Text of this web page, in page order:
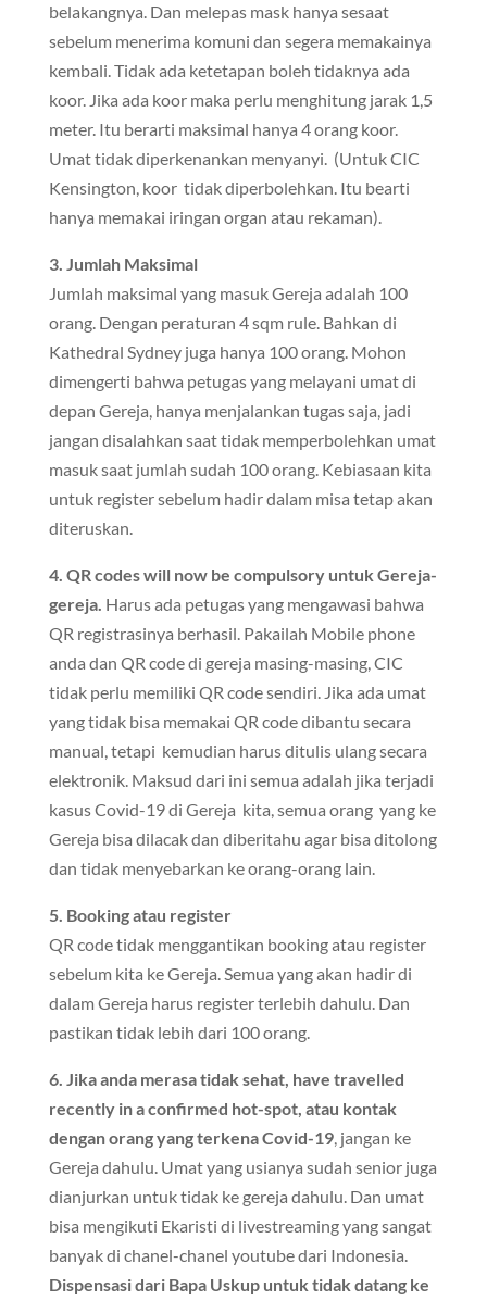
belakangnya. Dan melepas mask hanya sesaat
sebelum menerima komuni dan segera memakainya
kembali. Tidak ada ketetapan boleh tidaknya ada
koor. Jika ada koor maka perlu menghitung jarak 1,5
meter. Itu berarti maksimal hanya 4 orang koor.
Umat tidak diperkenankan menyanyi. (Untuk CIC
Kensington, koor tidak diperbolehkan. Itu bearti
hanya memakai iringan organ atau rekaman).
3. Jumlah Maksimal
Jumlah maksimal yang masuk Gereja adalah 100
orang. Dengan peraturan 4 sqm rule. Bahkan di
Kathedral Sydney juga hanya 100 orang. Mohon
dimengerti bahwa petugas yang melayani umat di
depan Gereja, hanya menjalankan tugas saja, jadi
jangan disalahkan saat tidak memperbolehkan umat
masuk saat jumlah sudah 100 orang. Kebiasaan kita
untuk register sebelum hadir dalam misa tetap akan
diteruskan.
4. QR codes will now be compulsory untuk Gereja-
gereja. Harus ada petugas yang mengawasi bahwa
QR registrasinya berhasil. Pakailah Mobile phone
anda dan QR code di gereja masing-masing, CIC
tidak perlu memiliki QR code sendiri. Jika ada umat
yang tidak bisa memakai QR code dibantu secara
manual, tetapi kemudian harus ditulis ulang secara
elektronik. Maksud dari ini semua adalah jika terjadi
kasus Covid-19 di Gereja kita, semua orang yang ke
Gereja bisa dilacak dan diberitahu agar bisa ditolong
dan tidak menyebarkan ke orang-orang lain.
5. Booking atau register
QR code tidak menggantikan booking atau register
sebelum kita ke Gereja. Semua yang akan hadir di
dalam Gereja harus register terlebih dahulu. Dan
pastikan tidak lebih dari 100 orang.
6. Jika anda merasa tidak sehat, have travelled
recently in a confirmed hot-spot, atau kontak
dengan orang yang terkena Covid-19, jangan ke
Gereja dahulu. Umat yang usianya sudah senior juga
dianjurkan untuk tidak ke gereja dahulu. Dan umat
bisa mengikuti Ekaristi di livestreaming yang sangat
banyak di chanel-chanel youtube dari Indonesia.
Dispensasi dari Bapa Uskup untuk tidak datang ke